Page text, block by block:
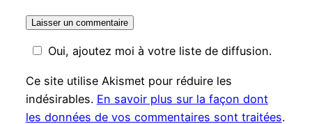
Oui, ajoutez moi à votre liste de diffusion.
Ce site utilise Akismet pour réduire les
indésirables. En savoir plus sur la façon dont
les données de vos commentaires sont traitées.